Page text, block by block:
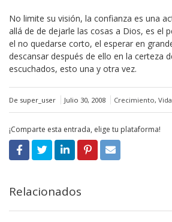
No limite su visión, la confianza es una
allá de de dejarle las cosas a Dios, es el
el no quedarse corto, el esperar en
descansar después de ello en la certeza
escuchados, esto una y otra vez.
De super_user Julio 30, 2008 Crecimiento,
¡Comparte esta entrada, elige tu plataforma!
Relacionados